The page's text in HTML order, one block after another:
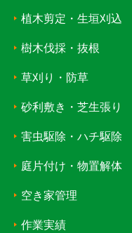
植木剪定・生垣刈込
樹木伐採・抜根
草刈り・防草
砂利敷き・芝生張り
害虫駆除・ハチ駆除
庭片付け・物置解体
空き家管理
作業実績